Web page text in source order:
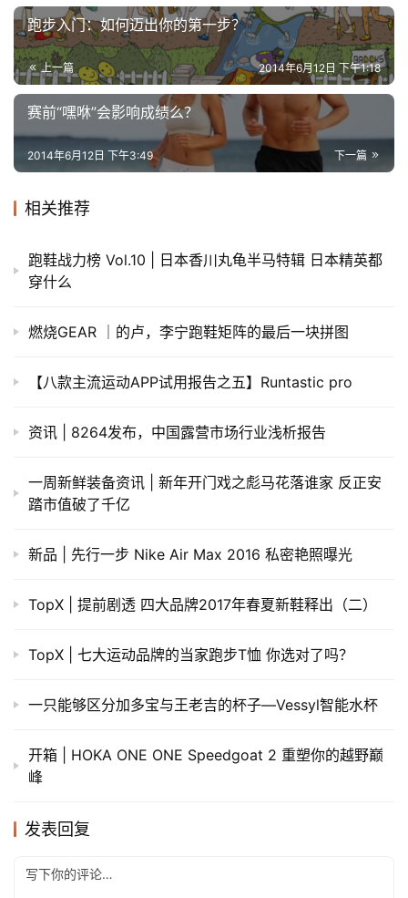
跑步入门：如何迈出你的第一步？
上一篇 2014年6月12日 下午1:18
赛前“嘿咻”会影响成绩么？
下一篇
2014年6月12日 下午3:49
相关推荐
跑鞋战力榜 Vol.10 | 日本香川丸龟半马特辑 日本精英都
穿什么
燃烧GEAR ｜的卢，李宁跑鞋矩阵的最后一块拼图
【八款主流运动APP试用报告之五】Runtastic pro
资讯 | 8264发布，中国露营市场行业浅析报告
一周新鲜装备资讯 | 新年开门戏之彪马花落谁家 反正安
踏市值破了千亿
新品 | 先行一步 Nike Air Max 2016 私密艳照曝光
TopX | 提前剧透 四大品牌2017年春夏新鞋释出（二）
TopX | 七大运动品牌的当家跑步T恤 你选对了吗？
一只能够区分加多宝与王老吉的杯子—Vessyl智能水杯
开箱 | HOKA ONE ONE Speedgoat 2 重塑你的越野巅
峰
发表回复